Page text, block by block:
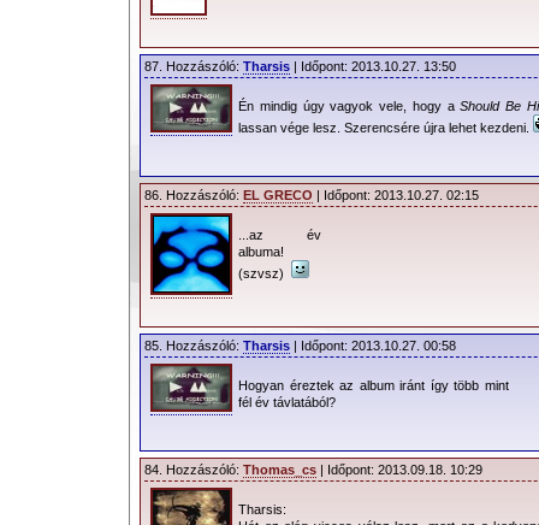
87. Hozzászóló: Tharsis | Időpont: 2013.10.27. 13:50
Én mindig úgy vagyok vele, hogy aShould Be
lassan vége lesz. Szerencsére újra lehet kezdeni.
86. Hozzászóló: EL GRECO | Időpont: 2013.10.27. 02:15
...az év
albuma!
(szvsz)
85. Hozzászóló: Tharsis | Időpont: 2013.10.27. 00:58
Hogyan éreztek az album iránt így több mint
fél év távlatából?
84. Hozzászóló: Thomas_cs | Időpont: 2013.09.18. 10:29
Tharsis: